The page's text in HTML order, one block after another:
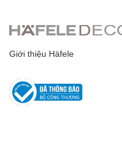
Giới thiệu Häfele